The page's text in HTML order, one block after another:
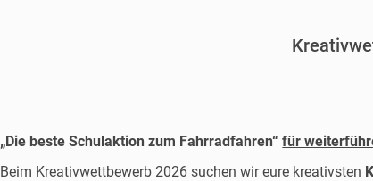
„Die beste Schulaktion zum Fahrradfahren“für
Beim Kreativwettbewerb 2026 suchen wir eure kreativsten